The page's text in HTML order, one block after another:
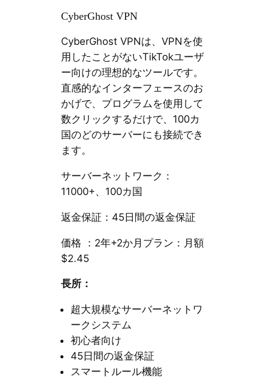
CyberGhost VPN
CyberGhost VPNは、VPNを使
用したことがないTikTokユーザ
ー向けの理想的なツールです。
直感的なインターフェースのお
かげで、プログラムを使用して
数クリックするだけで、100カ
国のどのサーバーにも接続でき
ます。
サーバーネットワーク：
11000+、100カ国
返金保証：45日間の返金保証
価格 ：2年+2か月プラン：月額
$2.45
長所：
超大規模なサーバーネットワ
ークシステム
初心者向け
45日間の返金保証
スマートルール機能